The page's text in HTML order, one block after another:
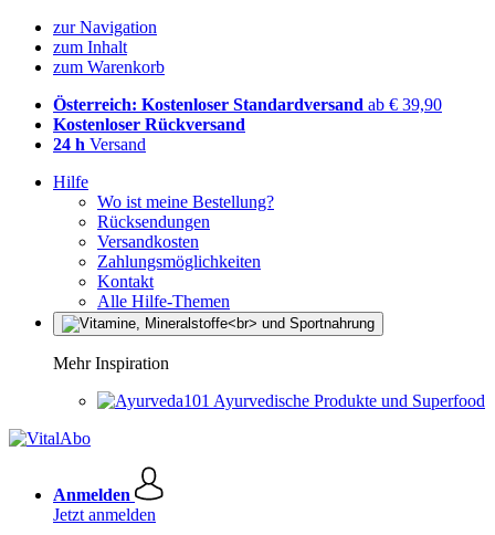
zur Navigation
zum Inhalt
zum Warenkorb
Österreich: Kostenloser Standardversand ab € 39,90
Kostenloser Rückversand
24 h Versand
Hilfe
Wo ist meine Bestellung?
Rücksendungen
Versandkosten
Zahlungsmöglichkeiten
Kontakt
Alle Hilfe-Themen
Mehr Inspiration
Ayurvedische Produkte und Superfood
Anmelden
Jetzt anmelden